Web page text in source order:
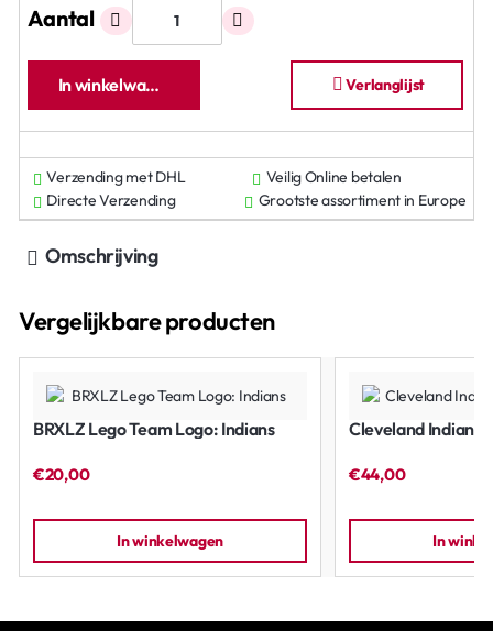
Aantal
In winkelwagen Verlanglijst
Verzending met DHL
Veilig Online betalen
Directe Verzending
Grootste assortiment in Europe
Omschrijving
Vergelijkbare producten
BRXLZ Lego Team Logo: Indians
€20,00
In winkelwagen
Cleveland
€44,00
In